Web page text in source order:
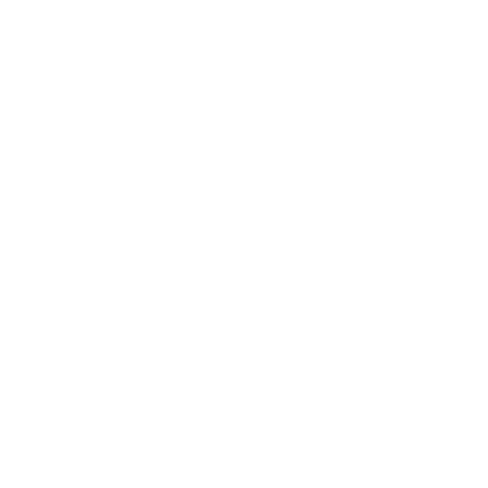
en-Vallée
en